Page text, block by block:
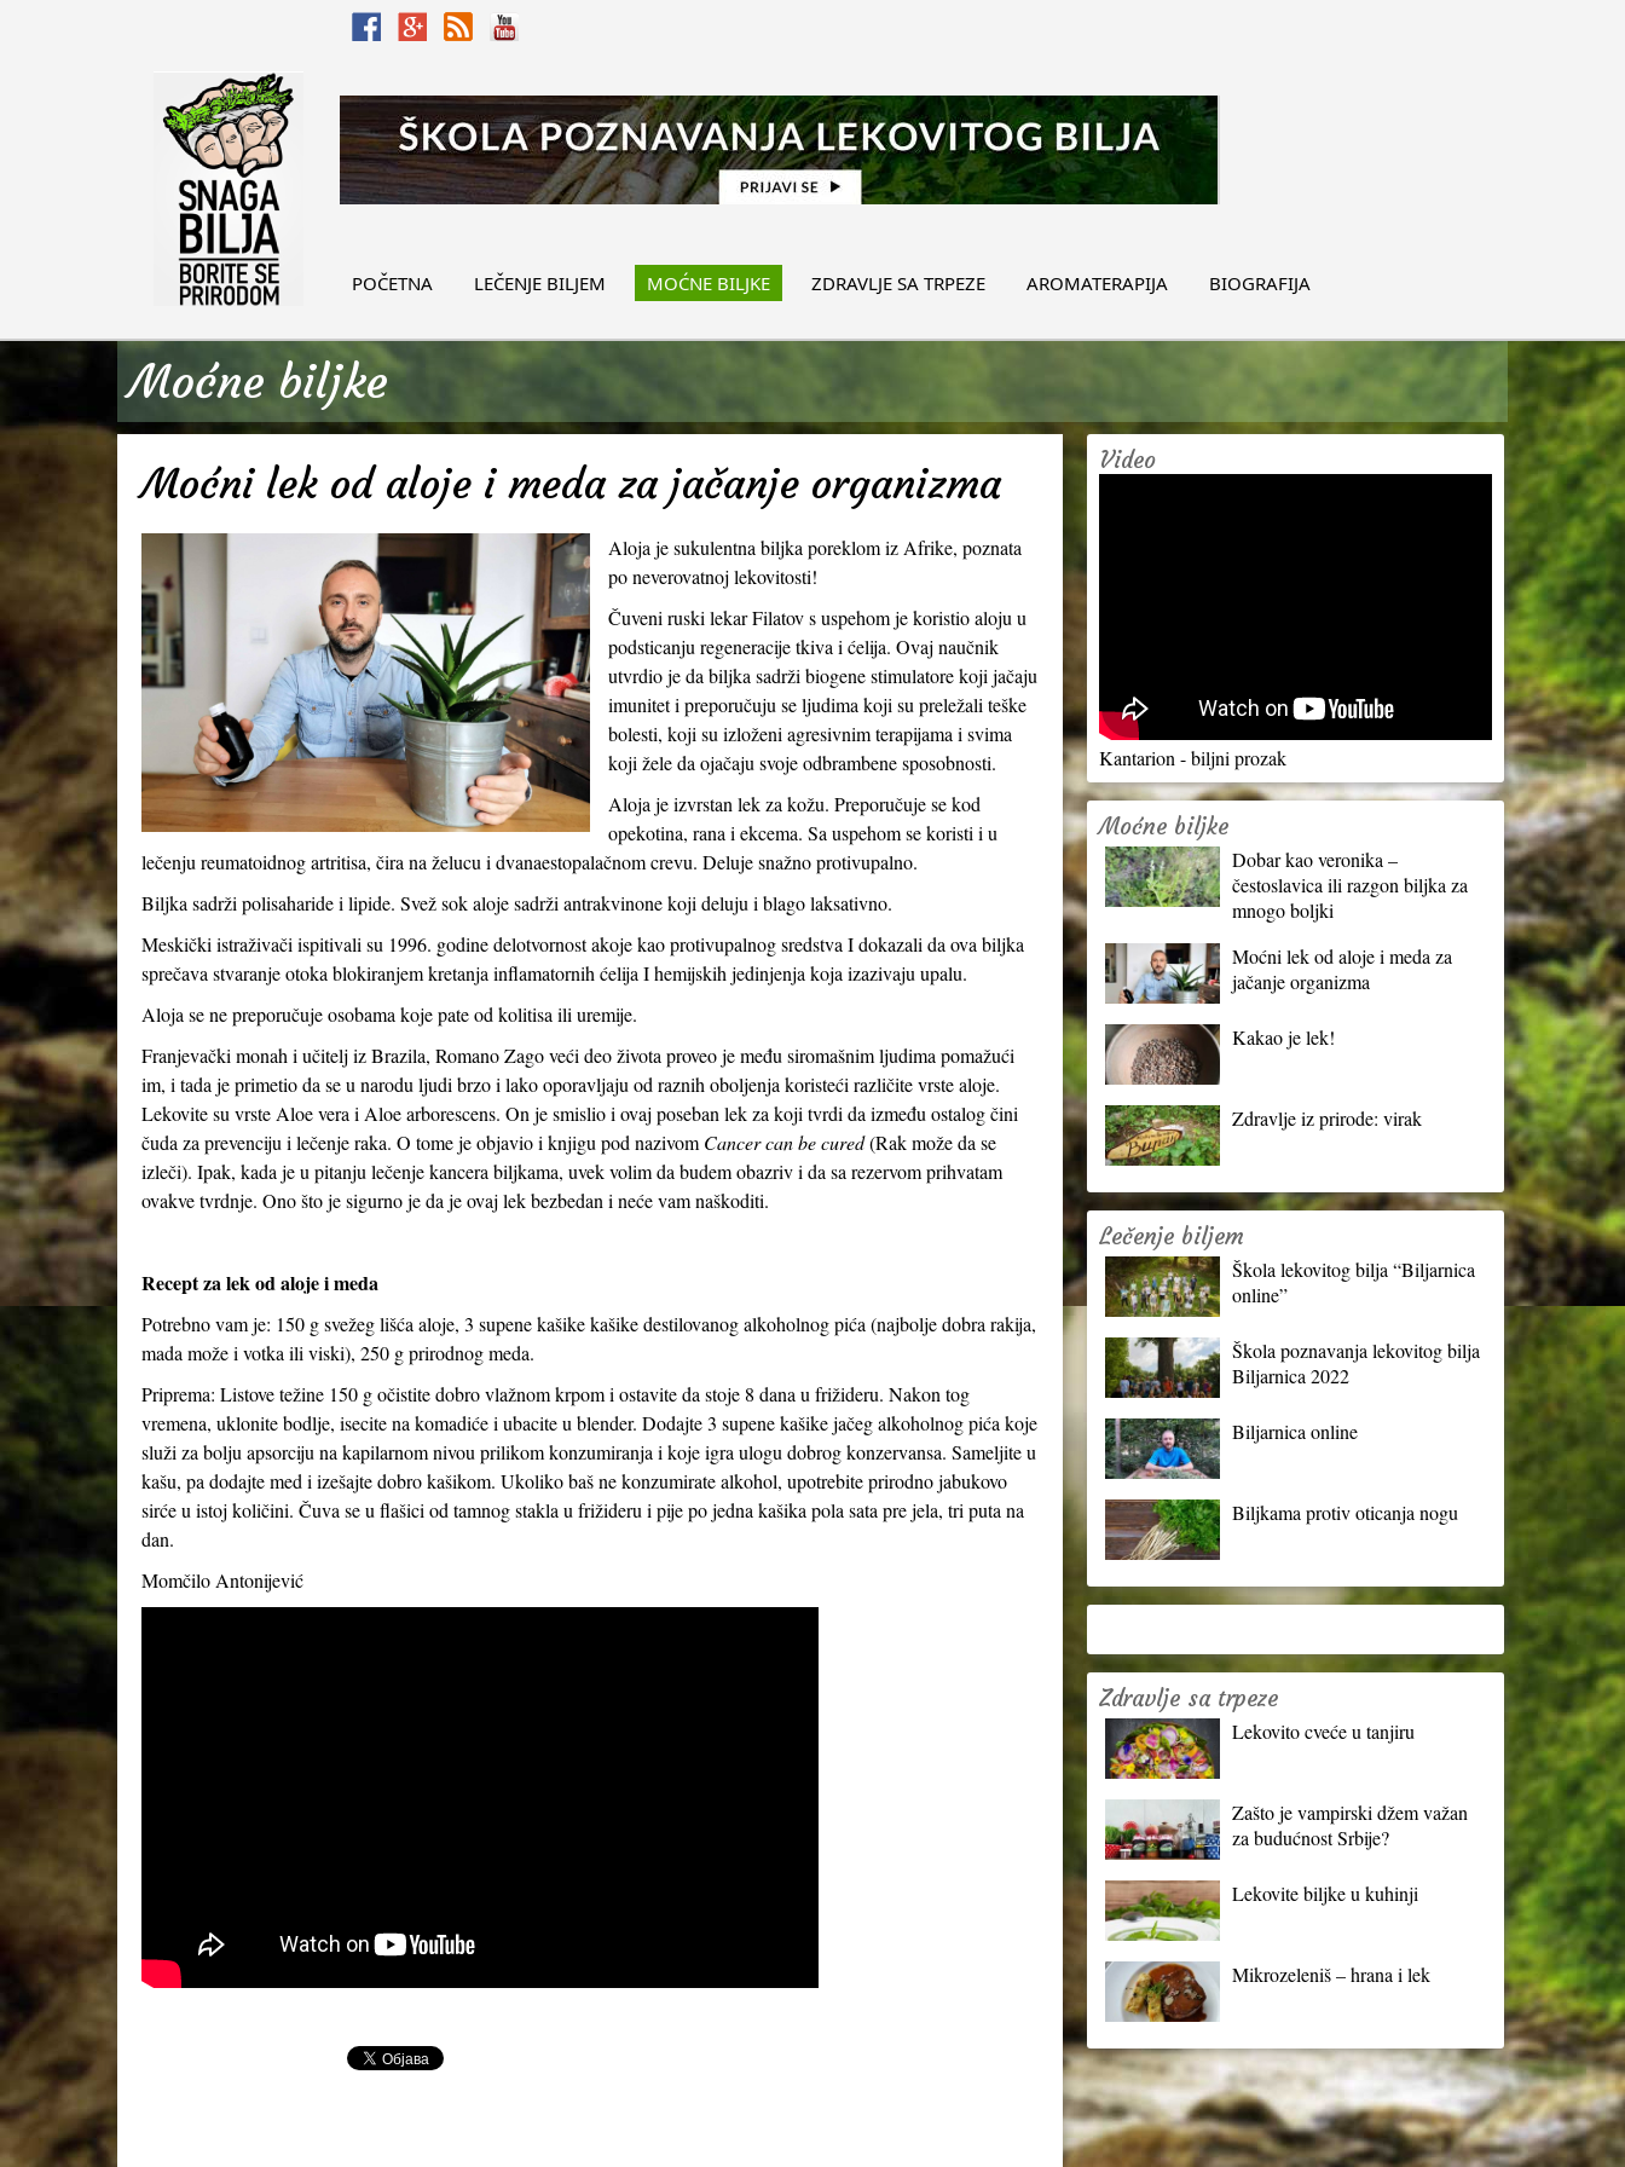
POČETNA LEČENJE BILJEM MOĆNE BILJKE ZDRAVLJE SA TRPEZE AROMATERAPIJA BIOGRAFIJA
Moćne biljke
Moćni lek od aloje i meda za jačanje organizma
Aloja je sukulentna biljka poreklom iz Afrike, poznata
po neverovatnoj lekovitosti!
Čuveni ruski lekar Filatov s uspehom je koristio aloju u
podsticanju regeneracije tkiva i ćelija. Ovaj naučnik
utvrdio je da biljka sadrži biogene stimulatore koji jačaju
imunitet i preporučuju se ljudima koji su preležali teške
bolesti, koji su izloženi agresivnim terapijama i svima
koji žele da ojačaju svoje odbrambene sposobnosti.
Aloja je izvrstan lek za kožu. Preporučuje se kod
opekotina, rana i ekcema. Sa uspehom se koristi i u
lečenju reumatoidnog artritisa, čira na želucu i dvanaestopalačnom crevu. Deluje snažno protivupalno.
Biljka sadrži polisaharide i lipide. Svež sok aloje sadrži antrakvinone koji deluju i blago laksativno.
Meskički istraživači ispitivali su 1996. godine delotvornost akoje kao protivupalnog sredstva I dokazali da ova biljka
sprečava stvaranje otoka blokiranjem kretanja inflamatornih ćelija I hemijskih jedinjenja koja izazivaju upalu.
Aloja se ne preporučuje osobama koje pate od kolitisa ili uremije.
Franjevački monah i učitelj iz Brazila, Romano Zago veći deo života proveo je među siromašnim ljudima pomažući
im, i tada je primetio da se u narodu ljudi brzo i lako oporavljaju od raznih oboljenja koristeći različite vrste aloje.
Lekovite su vrste Aloe vera i Aloe arborescens. On je smislio i ovaj poseban lek za koji tvrdi da između ostalog čini
čuda za prevenciju i lečenje raka. O tome je objavio i knjigu pod nazivom Cancer can be cured(Rak može da se
izleči). Ipak, kada je u pitanju lečenje kancera biljkama, uvek volim da budem obazriv i da sa rezervom prihvatam
ovakve tvrdnje. Ono što je sigurno je da je ovaj lek bezbedan i neće vam naškoditi.
Recept za lek od aloje i meda
Potrebno vam je: 150 g svežeg lišća aloje, 3 supene kašike kašike destilovanog alkoholnog pića (najbolje dobra rakija,
mada može i votka ili viski), 250 g prirodnog meda.
Priprema: Listove težine 150 g očistite dobro vlažnom krpom i ostavite da stoje 8 dana u frižideru. Nakon tog
vremena, uklonite bodlje, isecite na komadiće i ubacite u blender. Dodajte 3 supene kašike jačeg alkoholnog pića koje
služi za bolju apsorciju na kapilarnom nivou prilikom konzumiranja i koje igra ulogu dobrog konzervansa. Sameljite u
kašu, pa dodajte med i izešajte dobro kašikom. Ukoliko baš ne konzumirate alkohol, upotrebite prirodno jabukovo
sirće u istoj količini. Čuva se u flašici od tamnog stakla u frižideru i pije po jedna kašika pola sata pre jela, tri puta na
dan.
Momčilo Antonijević
Video
Kantarion - biljni prozak
Moćne biljke
Dobar kao veronika –
čestoslavica ili razgon biljka za
mnogo boljki
Moćni lek od aloje i meda za
jačanje organizma
Kakao je lek!
Zdravlje iz prirode: virak
Lečenje biljem
Škola lekovitog bilja “Biljarnica
online”
Škola poznavanja lekovitog bilja
Biljarnica 2022
Biljarnica online
Biljkama protiv oticanja nogu
Zdravlje sa trpeze
Lekovito cveće u tanjiru
Zašto je vampirski džem važan
za budućnost Srbije?
Lekovite biljke u kuhinji
Mikrozeleniš – hrana i lek